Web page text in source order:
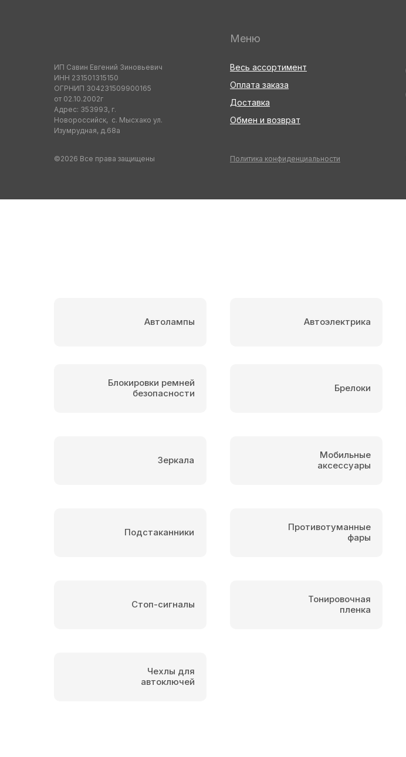
ИП Савин Евгений Зиновьевич
ИНН 231501315150
ОГРНИП 304231509900165
от 02.10.2002г
Адрес: 353993, г.
Новороссийск, с. Мысхако ул.
Изумрудная, д.68а
©2026 Все права защищены Политика конфиденциальности
Обмен и возврат
Доставка
Оплата заказа
Меню
Весь ассортимент
Мобильные
аксессуары
Подстаканники
Автолампы Автоэлектрика
Тонировочная
пленка
Брелоки
Зеркала
Противотуманные
фары
Стоп-сигналы
Блокировки ремней
безопасности
Чехлы для
автоключей